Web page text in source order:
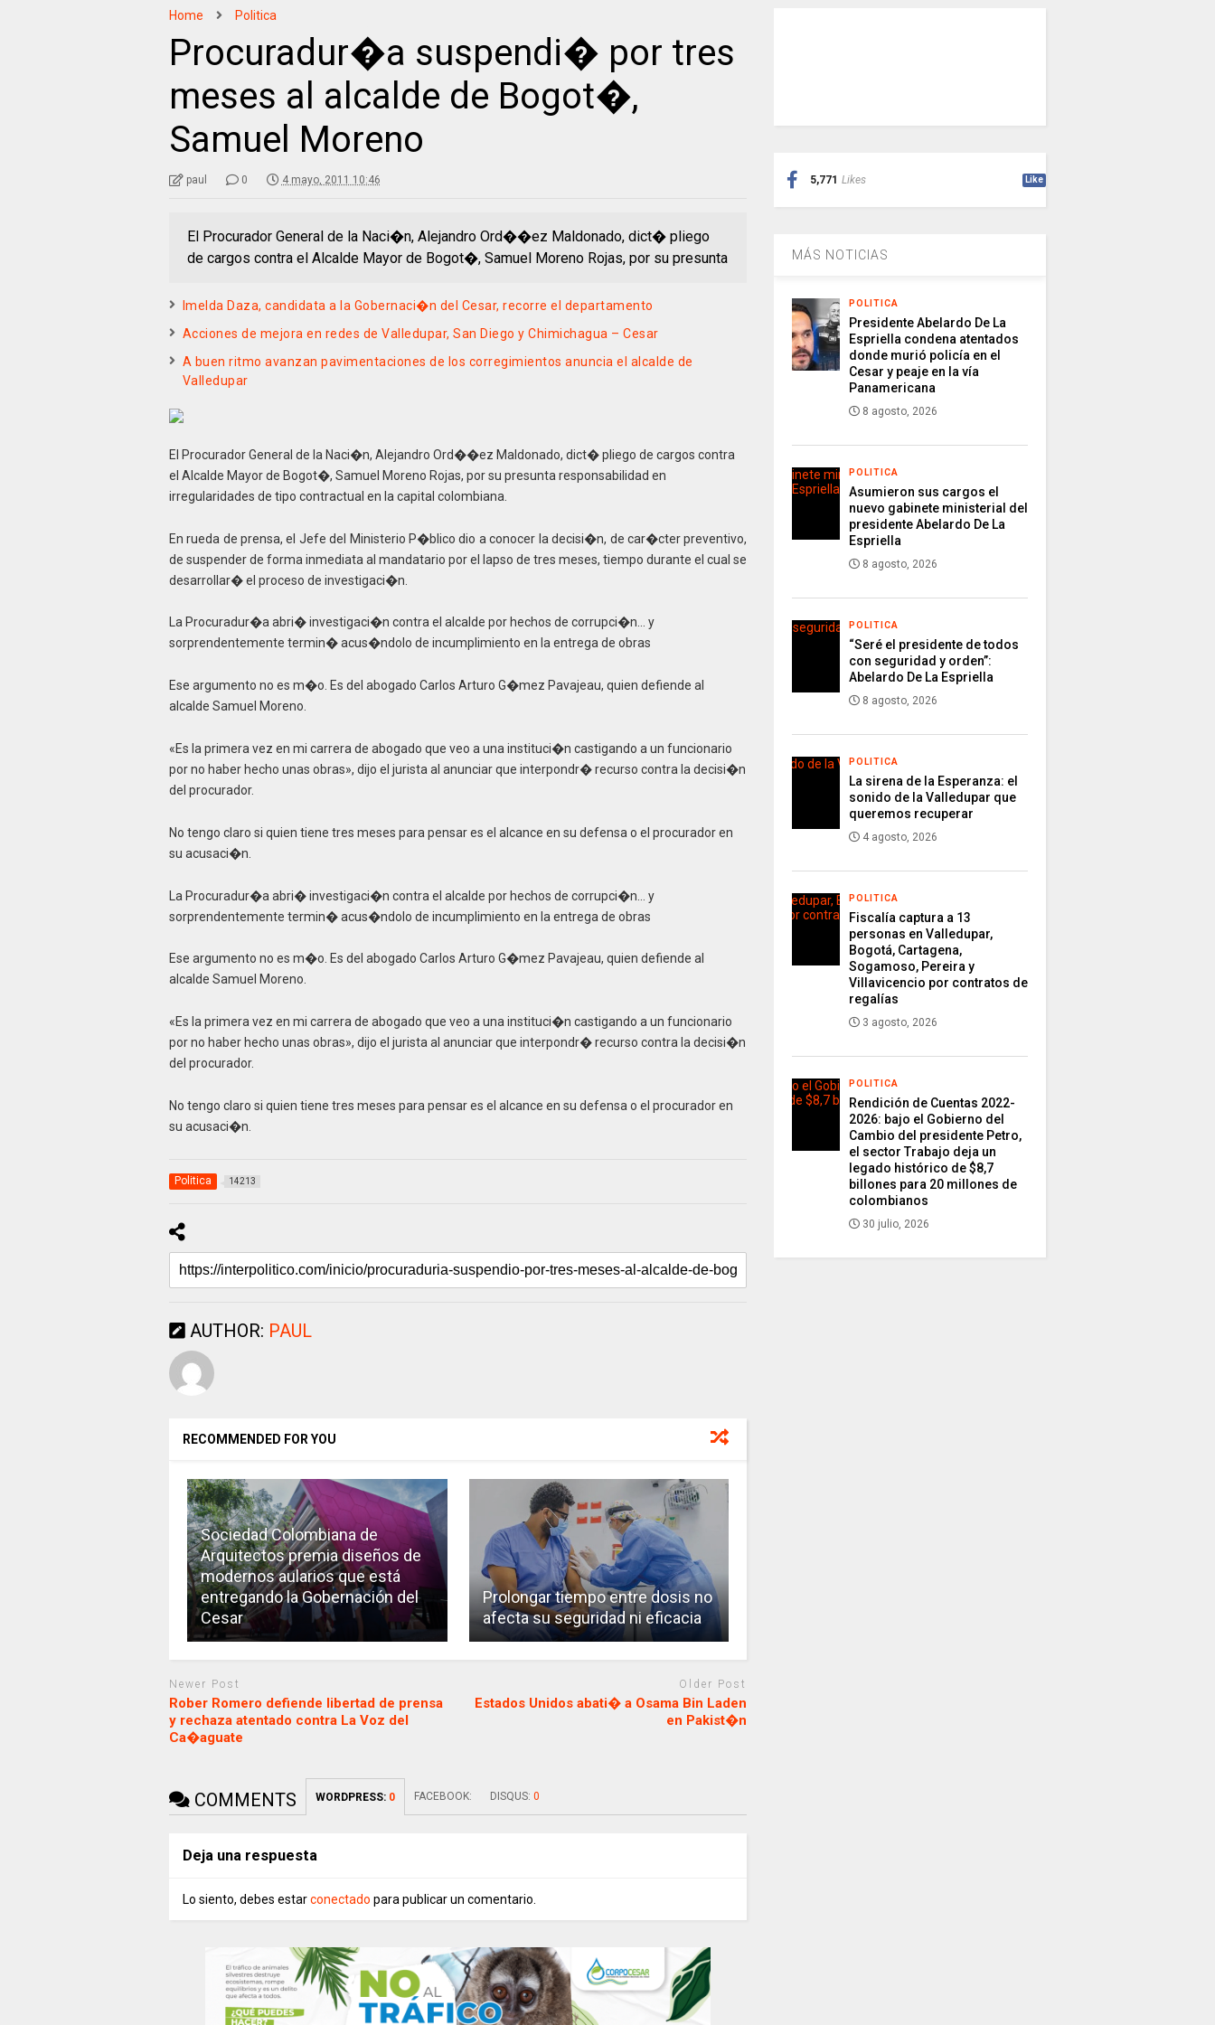
Home Politica
Procuradur�a suspendi� por tres
meses al alcalde de Bogot�,
Samuel Moreno
paul 0 4 mayo, 2011 10:46
El Procurador General de la Naci�n, Alejandro Ord��ez Maldonado, dict� pliego
de cargos contra el Alcalde Mayor de Bogot�, Samuel Moreno Rojas, por su presunta
Imelda Daza, candidata a la Gobernaci�n del Cesar, recorre el departamento
Acciones de mejora en redes de Valledupar, San Diego y Chimichagua – Cesar
A buen ritmo avanzan pavimentaciones de los corregimientos anuncia el alcalde de
Valledupar
El Procurador General de la Naci�n, Alejandro Ord��ez Maldonado, dict� pliego de cargos contra
el Alcalde Mayor de Bogot�, Samuel Moreno Rojas, por su presunta responsabilidad en
irregularidades de tipo contractual en la capital colombiana.
En rueda de prensa, el Jefe del Ministerio P�blico dio a conocer la decisi�n, de car�cter preventivo,
de suspender de forma inmediata al mandatario por el lapso de tres meses, tiempo durante el cual se
desarrollar� el proceso de investigaci�n.
La Procuradur�a abri� investigaci�n contra el alcalde por hechos de corrupci�n… y
sorprendentemente termin� acus�ndolo de incumplimiento en la entrega de obras
Ese argumento no es m�o. Es del abogado Carlos Arturo G�mez Pavajeau, quien defiende al
alcalde Samuel Moreno.
«Es la primera vez en mi carrera de abogado que veo a una instituci�n castigando a un funcionario
por no haber hecho unas obras», dijo el jurista al anunciar que interpondr� recurso contra la decisi�n
del procurador.
No tengo claro si quien tiene tres meses para pensar es el alcance en su defensa o el procurador en
su acusaci�n.
La Procuradur�a abri� investigaci�n contra el alcalde por hechos de corrupci�n… y
sorprendentemente termin� acus�ndolo de incumplimiento en la entrega de obras
Ese argumento no es m�o. Es del abogado Carlos Arturo G�mez Pavajeau, quien defiende al
alcalde Samuel Moreno.
«Es la primera vez en mi carrera de abogado que veo a una instituci�n castigando a un funcionario
por no haber hecho unas obras», dijo el jurista al anunciar que interpondr� recurso contra la decisi�n
del procurador.
No tengo claro si quien tiene tres meses para pensar es el alcance en su defensa o el procurador en
su acusaci�n.
Politica 14213
AUTHOR: PAUL
RECOMMENDED FOR YOU
Sociedad Colombiana de
Arquitectos premia diseños de
modernos aularios que está
entregando la Gobernación del
Cesar
Prolongar tiempo entre dosis no
afecta su seguridad ni eficacia
Newer Post
Rober Romero defiende libertad de prensa
y rechaza atentado contra La Voz del
Ca�aguate
Older Post
Estados Unidos abati� a Osama Bin Laden
en Pakist�n
COMMENTS WORDPRESS: 0 FACEBOOK: DISQUS: 0
Deja una respuesta
Lo siento, debes estarconectado para publicar un comentario.
5,771 Likes Like
MÁS NOTICIAS
POLITICA
Presidente Abelardo De La
Espriella condena atentados
donde murió policía en el
Cesar y peaje en la vía
Panamericana
8 agosto, 2026
POLITICA
Asumieron sus cargos el
nuevo gabinete ministerial del
presidente Abelardo De La
Espriella
8 agosto, 2026
POLITICA
“Seré el presidente de todos
con seguridad y orden”:
Abelardo De La Espriella
8 agosto, 2026
POLITICA
La sirena de la Esperanza: el
sonido de la Valledupar que
queremos recuperar
4 agosto, 2026
POLITICA
Fiscalía captura a 13
personas en Valledupar,
Bogotá, Cartagena,
Sogamoso, Pereira y
Villavicencio por contratos de
regalías
3 agosto, 2026
POLITICA
Rendición de Cuentas 2022-
2026: bajo el Gobierno del
Cambio del presidente Petro,
el sector Trabajo deja un
legado histórico de $8,7
billones para 20 millones de
colombianos
30 julio, 2026